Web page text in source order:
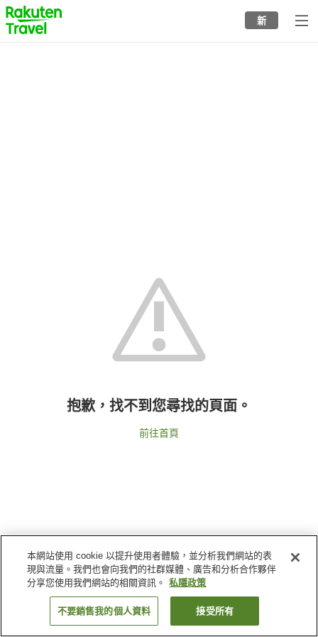
to
top
page
新
抱歉，找不到您尋找的頁面。
前往首頁
本網站使用 cookie 以提升使用者體驗，並分析我們網站的表
現與流量。我們也會向我們的社群媒體、廣告和分析合作夥伴
分享您使用我們網站的相關資訊。
私隱政策
不要銷售我的個人資料 接受所有